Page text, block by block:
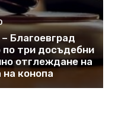
Благоевград
три досъдебни
отглеждане на
на конопа